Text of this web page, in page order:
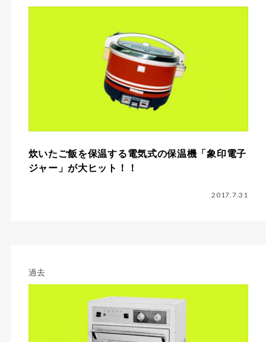
炊いたご飯を保温する電気式の保温機「象印電子
ジャー」が大ヒット！！
2017.7.31
過去